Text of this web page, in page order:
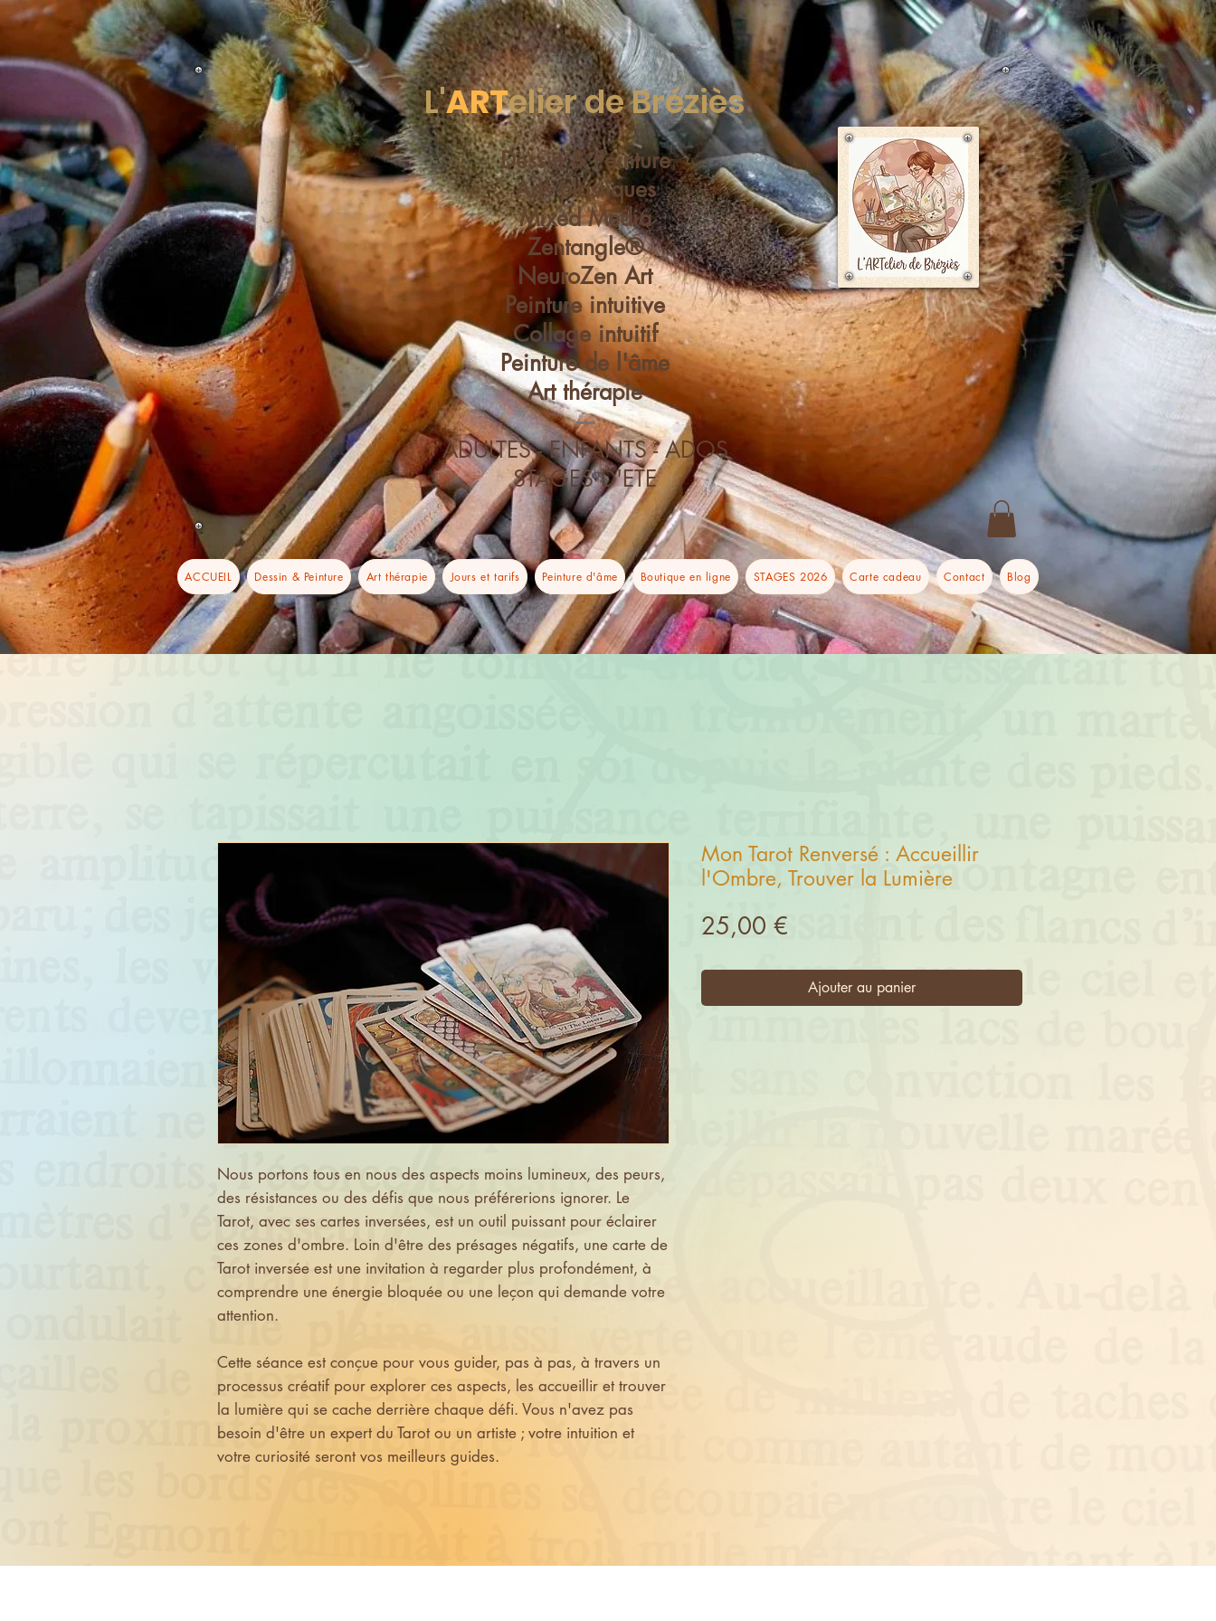
L'ARTelier de Bréziès
Dessin & Peinture
Arts plastiques
Mixed Media
Zentangle®
NeuroZen Art
Peinture intuitive
Collage intuitif
Peinture de l'âme
Art thérapie
----
ADULTES - ENFANTS - ADOS
STAGES D'ETE
ACCUEIL Dessin & Peinture Art thérapie Jours et tarifs Peinture d'âme Boutique en ligne STAGES 2026 Carte cadeau Contact Blog
Nous portons tous en nous des aspects moins lumineux, des peurs,
des résistances ou des défis que nous préférerions ignorer. Le
Tarot, avec ses cartes inversées, est un outil puissant pour éclairer
ces zones d'ombre. Loin d'être des présages négatifs, une carte de
Tarot inversée est une invitation à regarder plus profondément, à
comprendre une énergie bloquée ou une leçon qui demande votre
attention.
Cette séance est conçue pour vous guider, pas à pas, à travers un
processus créatif pour explorer ces aspects, les accueillir et trouver
la lumière qui se cache derrière chaque défi. Vous n'avez pas
besoin d'être un expert du Tarot ou un artiste ; votre intuition et
votre curiosité seront vos meilleurs guides.
Mon Tarot Renversé : Accueillir
l'Ombre, Trouver la Lumière
25,00 €
Ajouter au panier